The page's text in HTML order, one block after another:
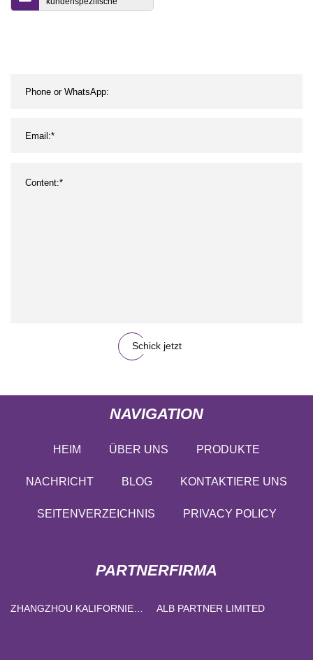
Metallguss-Zink-
Schick jetzt
NAVIGATION
HEIM ÜBER UNS PRODUKTE
NACHRICHT BLOG KONTAKTIERE UNS
SEITENVERZEICHNIS PRIVACY POLICY
PARTNERFIRMA
ZHANGZHOU KALIFORNIEN
ALB PARTNER LIMITED